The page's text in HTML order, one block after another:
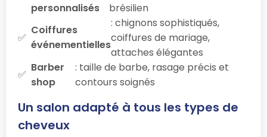
personnalisés
brésilien
Coiffures
événementielles
: chignons sophistiqués,
coiffures de mariage,
attaches élégantes
Barber
shop
: taille de barbe, rasage précis et
contours soignés
Un salon adapté à tous les types de
cheveux